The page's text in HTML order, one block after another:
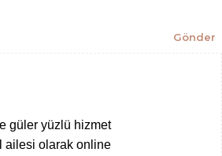
Gönder
güler yüzlü hizmet
ailesi olarak online